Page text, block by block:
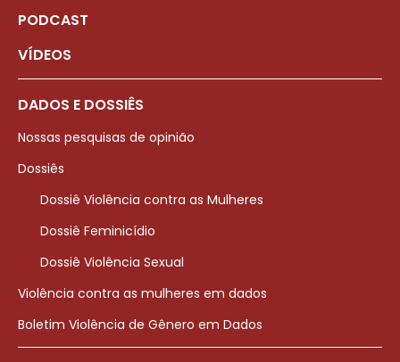
PODCAST
VÍDEOS
DADOS E DOSSIÊS
Nossas pesquisas de opinião
Dossiês
Dossiê Violência contra as Mulheres
Dossiê Feminicídio
Dossiê Violência Sexual
Violência contra as mulheres em dados
Boletim Violência de Gênero em Dados